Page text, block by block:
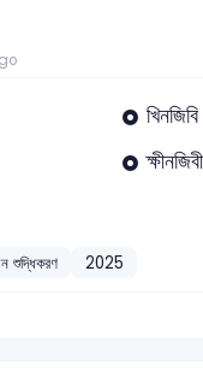
খিনজিবি
ক্ষীনজিবী
শুদ্ধিকরণ 2025